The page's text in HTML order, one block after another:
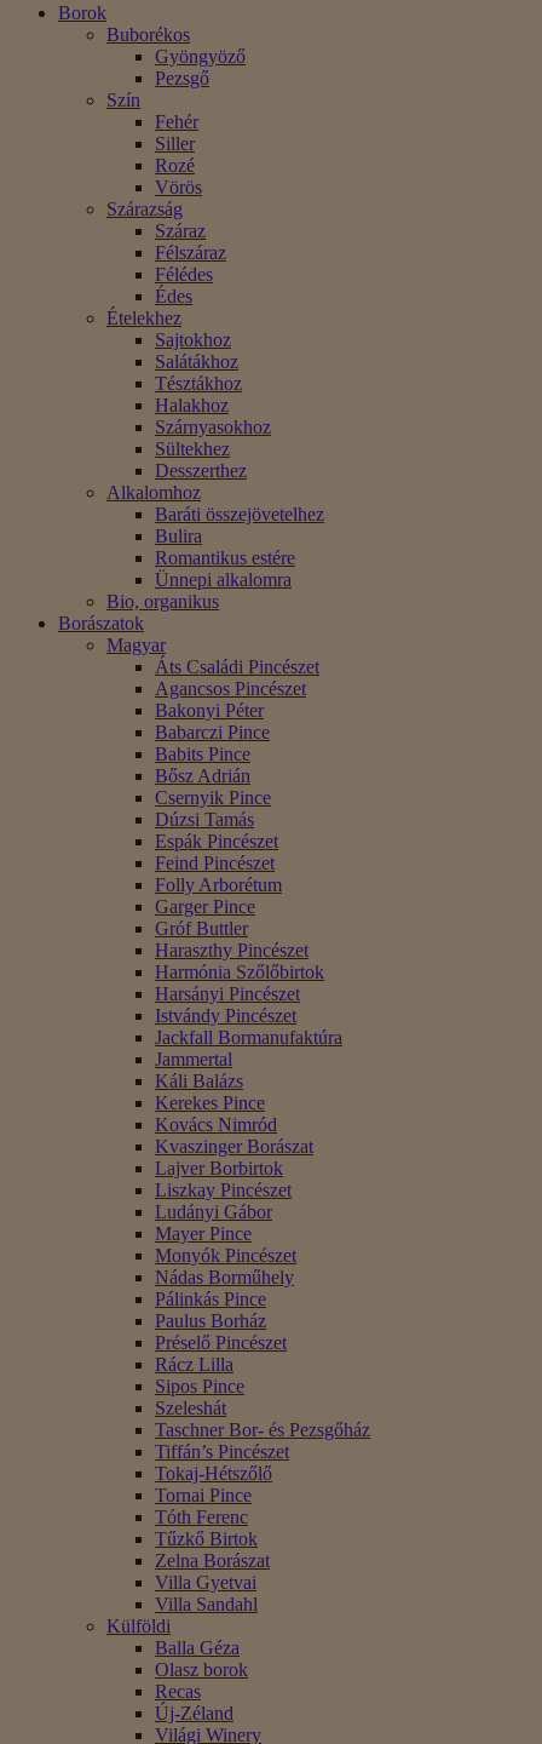
Borok
Buborékos
Gyöngyöző
Pezsgő
Szín
Fehér
Siller
Rozé
Vörös
Szárazság
Száraz
Félszáraz
Félédes
Édes
Ételekhez
Sajtokhoz
Salátákhoz
Tésztákhoz
Halakhoz
Szárnyasokhoz
Sültekhez
Desszerthez
Alkalomhoz
Baráti összejövetelhez
Bulira
Romantikus estére
Ünnepi alkalomra
Bio, organikus
Borászatok
Magyar
Áts Családi Pincészet
Agancsos Pincészet
Bakonyi Péter
Babarczi Pince
Babits Pince
Bősz Adrián
Csernyik Pince
Dúzsi Tamás
Espák Pincészet
Feind Pincészet
Folly Arborétum
Garger Pince
Gróf Buttler
Haraszthy Pincészet
Harmónia Szőlőbirtok
Harsányi Pincészet
Istvándy Pincészet
Jackfall Bormanufaktúra
Jammertal
Káli Balázs
Kerekes Pince
Kovács Nimród
Kvaszinger Borászat
Lajver Borbirtok
Liszkay Pincészet
Ludányi Gábor
Mayer Pince
Monyók Pincészet
Nádas Borműhely
Pálinkás Pince
Paulus Borház
Préselő Pincészet
Rácz Lilla
Sipos Pince
Szeleshát
Taschner Bor- és Pezsgőház
Tiffán’s Pincészet
Tokaj-Hétszőlő
Tornai Pince
Tóth Ferenc
Tűzkő Birtok
Zelna Borászat
Villa Gyetvai
Villa Sandahl
Külföldi
Balla Géza
Olasz borok
Recas
Új-Zéland
Világi Winery